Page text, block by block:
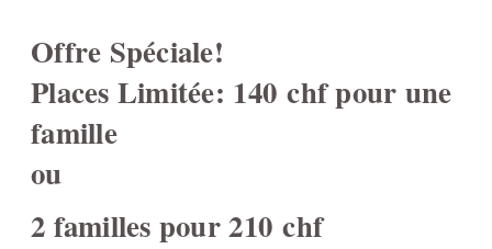
About me
About
Video-Behind-the-Scenes/Diaporama-dans-les-coulisses
Offre Spéciale!
Places Limitée: 140 chf pour une
famille
ou
2 familles pour 210 chf